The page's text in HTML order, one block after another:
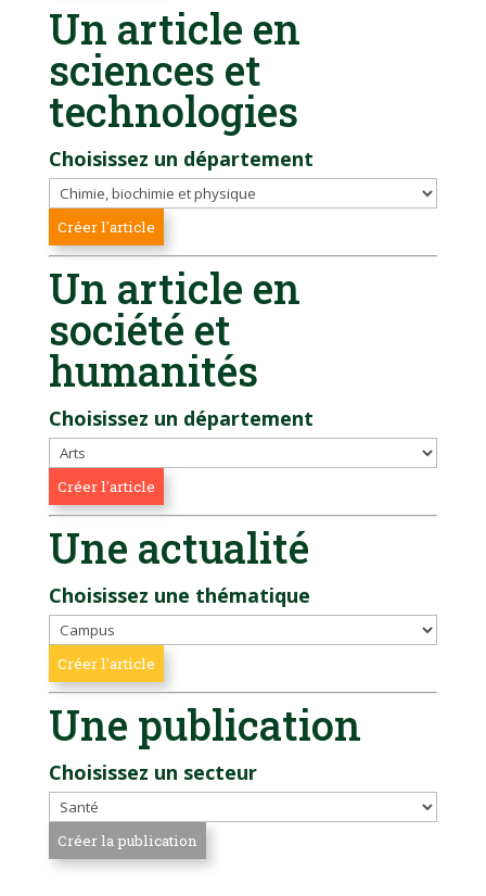
Un article en
sciences et
technologies
Choisissez un département
Un article en
société et
humanités
Choisissez un département
Une actualité
Choisissez une thématique
Une publication
Choisissez un secteur